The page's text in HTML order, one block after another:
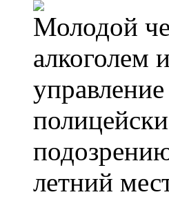
Молодой
алкоголем
летний